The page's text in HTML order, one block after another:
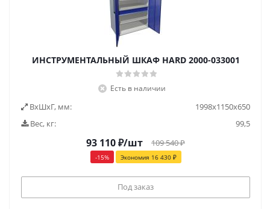
ИНСТРУМЕНТАЛЬНЫЙ ШКАФ HARD 2000-033001
Есть в наличии
ВxШxГ, мм:
1998x1150x650
Вес, кг:
99,5
93 110₽/шт 109 540₽
-15% Экономия 16 430₽
Под заказ